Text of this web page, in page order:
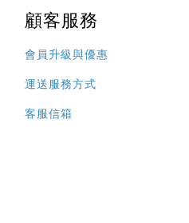
顧客服務
會員升級與優惠
運送服務方式
客服信箱